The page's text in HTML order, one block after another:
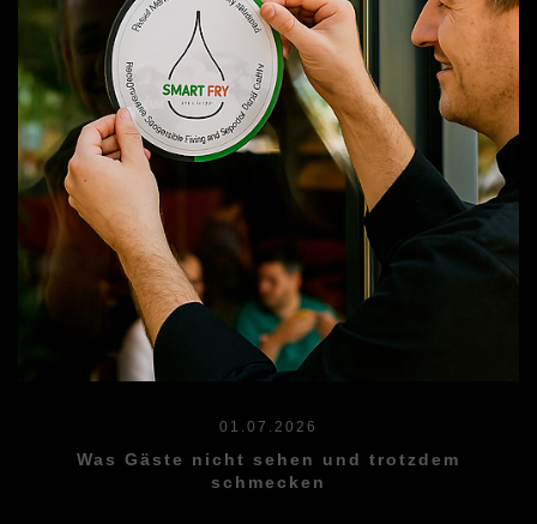
01.07.2026
Was Gäste nicht sehen und trotzdem
schmecken